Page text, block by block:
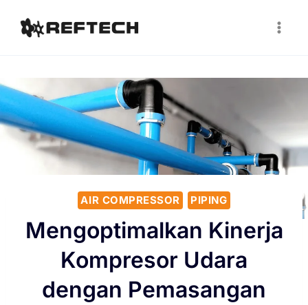
AIR COMPRESSOR PIPING
Mengoptimalkan Kinerja
Kompresor Udara
dengan Pemasangan